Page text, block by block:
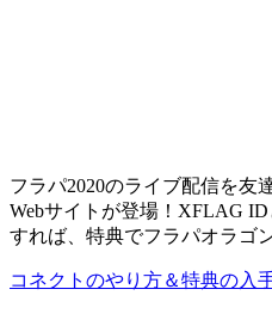
フラパ2020のライブ配信を友
Webサイトが登場！XFLAG
すれば、特典でフラパオラゴ
コネクトのやり方＆特典の入